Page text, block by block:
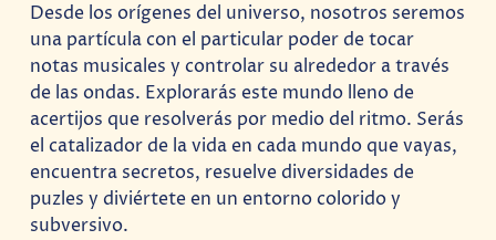
Desde los orígenes del universo, nosotros seremos
una partícula con el particular poder de tocar
notas musicales y controlar su alrededor a través
de las ondas. Explorarás este mundo lleno de
acertijos que resolverás por medio del ritmo. Serás
el catalizador de la vida en cada mundo que vayas,
encuentra secretos, resuelve diversidades de
puzles y diviértete en un entorno colorido y
subversivo.